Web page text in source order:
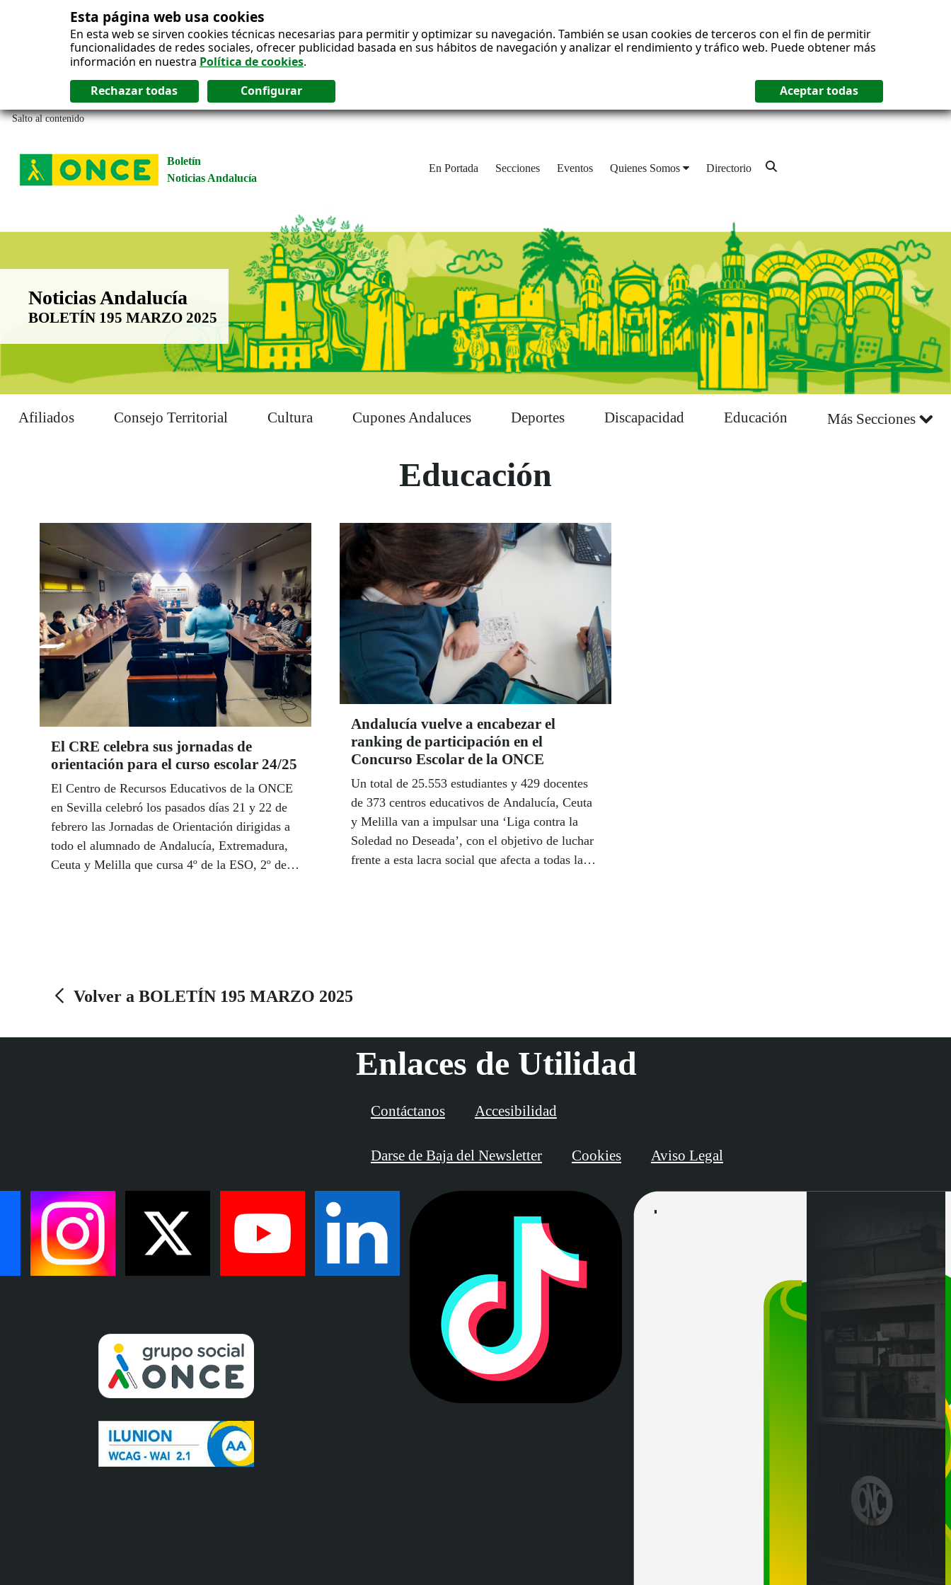
Esta página web usa cookies
En esta web se sirven cookies técnicas necesarias para permitir y optimizar su navegación. También se usan cookies de terceros con el fin de permitir
funcionalidades de redes sociales, ofrecer publicidad basada en sus hábitos de navegación y analizar el rendimiento y tráfico web. Puede obtener más
información en nuestra Política de cookies.
Salto al contenido
Boletín
Noticias Andalucía
En Portada Secciones Eventos Quienes Somos Directorio
Boletín Noticias Andalucía
Noticias Andalucía
BOLETÍN 195 MARZO 2025
Afiliados Consejo Territorial Cultura Cupones Andaluces Deportes Discapacidad Educación Más Secciones
Educación
El CRE celebra sus jornadas de
orientación para el curso escolar 24/25
El Centro de Recursos Educativos de la ONCE
en Sevilla celebró los pasados días 21 y 22 de
febrero las Jornadas de Orientación dirigidas a
todo el alumnado de Andalucía, Extremadura,
Ceuta y Melilla que cursa 4º de la ESO, 2º de
Andalucía vuelve a encabezar el
ranking de participación en el
Concurso Escolar de la ONCE
Un total de 25.553 estudiantes y 429 docentes
de 373 centros educativos de Andalucía, Ceuta
y Melilla van a impulsar una ‘Liga contra la
Soledad no Deseada’, con el objetivo de luchar
frente a esta lacra social que afecta a todas las
final a nivel nacional el próximo 11 de marzo.
Volver a BOLETÍN 195 MARZO 2025
Enlaces de Utilidad
Contáctanos Accesibilidad
Darse de Baja del Newsletter Cookies Aviso Legal